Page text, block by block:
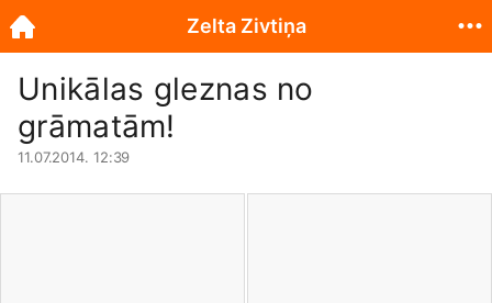
Unikālas gleznas no
grāmatām!
11.07.2014. 12:39
Zelta Zivtiņa